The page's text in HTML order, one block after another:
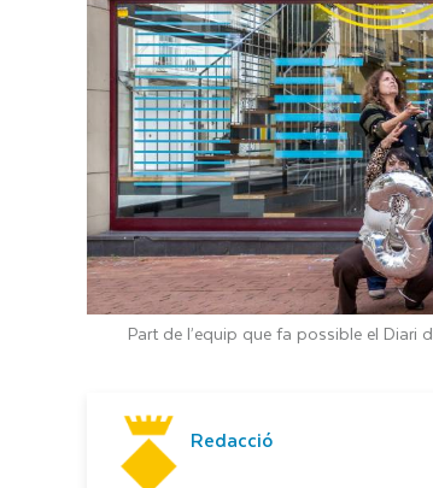
Part de l’equip que fa possible el
Redacció